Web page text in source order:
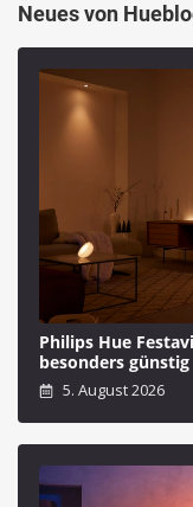
Neues von
Philips Hue
besonders günstig
5. August 2026